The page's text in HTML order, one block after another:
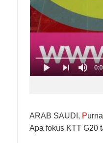
ARAB SAUDI, Purna
Apa fokus KTT G20